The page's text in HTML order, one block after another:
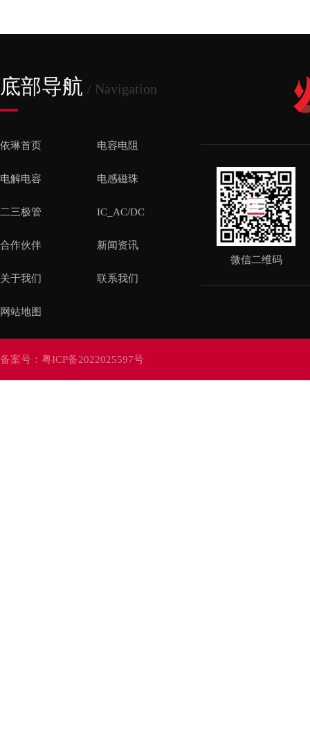
底部导航 / Navigation
依琳首页 电容电阻
电解电容 电感磁珠
二三极管 IC_AC/DC
合作伙伴 新闻资讯
关于我们 联系我们
网站地图
微信二维码
备案号： 粤ICP备2022025597号